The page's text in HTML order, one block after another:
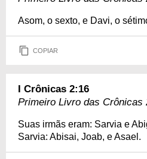
Asom, o sexto, e Davi, o
COPIAR
I Crônicas 2:16
Primeiro Livro das Crônicas
Suas irmãs eram: Sarvia e
Sarvia: Abisai, Joab, e Asael.